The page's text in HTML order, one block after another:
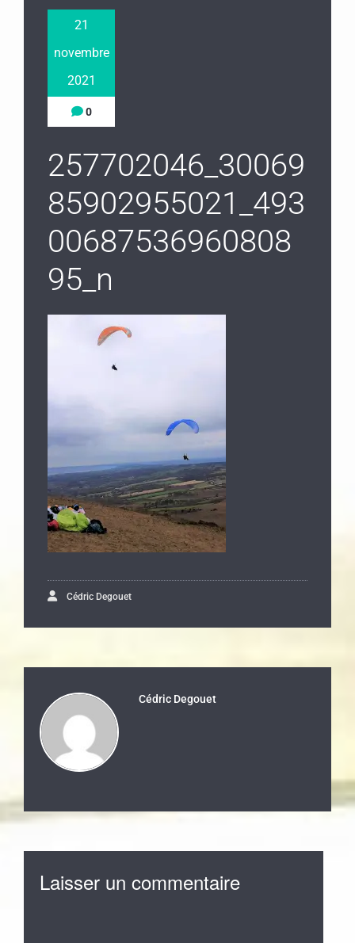
21
novembre
2021
0
257702046_30069
85902955021_493
00687536960808
95_n
Cédric Degouet
Cédric Degouet
Laisser un commentaire